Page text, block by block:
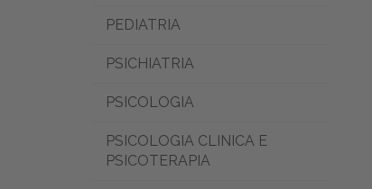
PEDIATRIA
PSICHIATRIA
PSICOLOGIA
PSICOLOGIA CLINICA E
PSICOTERAPIA